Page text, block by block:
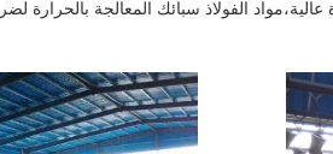
الفولاذ سبائك المعالجة بالحرارة